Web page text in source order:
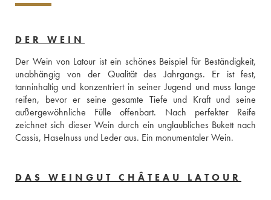
DER WEIN
Der Wein von Latour ist ein schönes Beispiel für Beständigkeit,
unabhängig von der Qualität des Jahrgangs. Er ist fest,
tanninhaltig und konzentriert in seiner Jugend und muss lange
reifen, bevor er seine gesamte Tiefe und Kraft und seine
außergewöhnliche Fülle offenbart. Nach perfekter Reife
zeichnet sich dieser Wein durch ein unglaubliches Bukett nach
Cassis, Haselnuss und Leder aus. Ein monumentaler Wein.
DAS WEINGUT CHÂTEAU LATOUR